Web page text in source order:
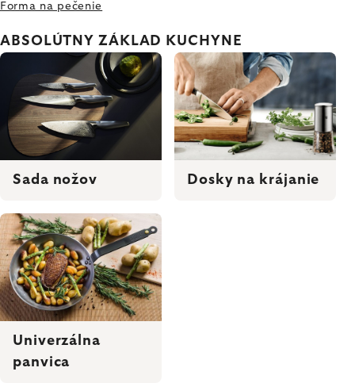
Forma na pečenie
ABSOLÚTNY ZÁKLAD KUCHYNE
Sada nožov Dosky na krájanie
Univerzálna
panvica